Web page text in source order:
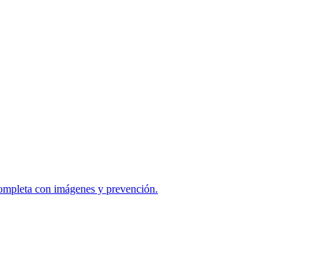
con imágenes y prevención.